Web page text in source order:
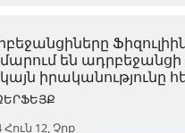
| ԱԶԵՐՖԵՅՔ
2024 Մայ 29, Չրք